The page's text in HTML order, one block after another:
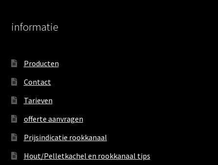
informatie
Producten
Contact
Tarieven
offerte aanvragen
Prijsindicatie rookkanaal
Hout/Pelletkachel en rookkanaal tips